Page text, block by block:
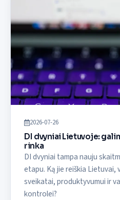
2026-07-26
DI dvyniai Lietuvoje:
rinka
DI dvyniai tampa nauju
etapu. Ką jie reiškia Lietuvai,
sveikatai, produktyvumui ir
kontrolei?